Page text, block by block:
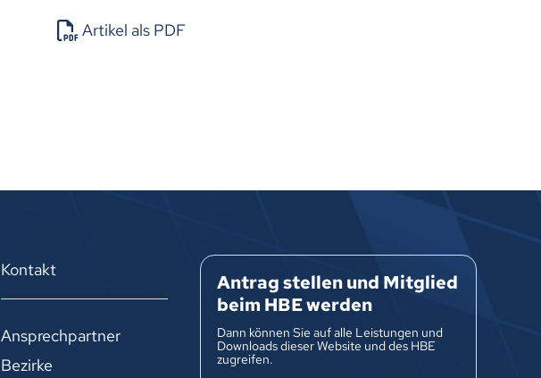
Artikel als PDF
Kontakt
Ansprechpartner
Bezirke
Antrag stellen und Mitglied
beim HBE werden
Dann können Sie auf alle Leistungen und
Downloads dieser Website und des HBE
zugreifen.